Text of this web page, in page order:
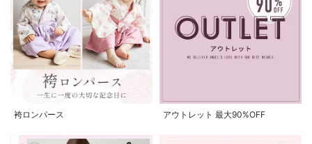
袴ロンパース アウトレット 最大90%OFF